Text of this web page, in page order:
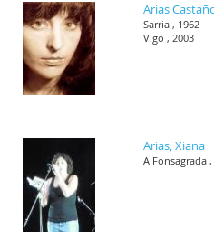
Arias
Sarria , 1962
Vigo , 2003
Arias, Xiana
A Fonsagrada